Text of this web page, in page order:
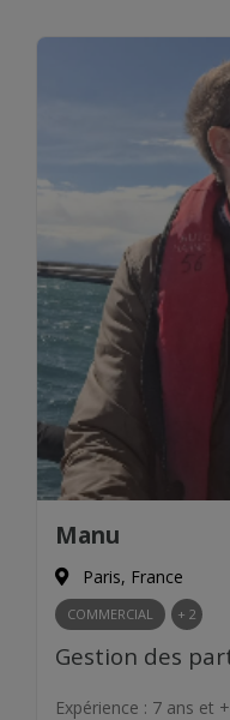
Manu
Paris, France
COMMERCIAL + 2
Expérience : 7 ans et +